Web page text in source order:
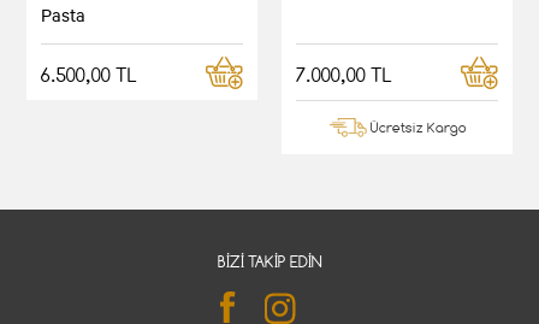
Pasta
6.500,00 TL 7.000,00 TL
Ücretsiz Kargo
BIZI TAKIP EDIN